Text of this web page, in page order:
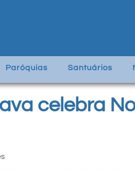
Paróquias Santuários
celebra